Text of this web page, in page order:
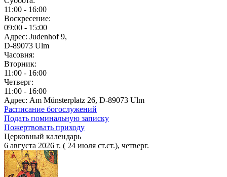
11:00 - 16:00
Воскресение:
09:00 - 15:00
Адрес: Judenhof 9,
D-89073 Ulm
Часовня:
Вторник:
11:00 - 16:00
Четверг:
11:00 - 16:00
Адрес: Am Münsterplatz 26, D-89073 Ulm
Расписание богослужений
Подать поминальную записку
Пожертвовать приходу
Церковный календарь
6 августа 2026 г. ( 24 июля ст.ст.), четверг.